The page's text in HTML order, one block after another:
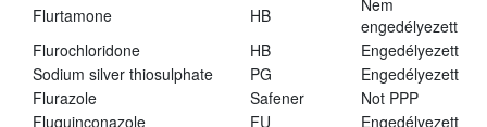
Flurtamone
HB
Nem
engedélyezett
Flurochloridone
HB
Engedélyezett
Sodium silver thiosulphate
PG
Engedélyezett
Flurazole
Safener
Not PPP
Fluquinconazole
FU
Engedélyezett